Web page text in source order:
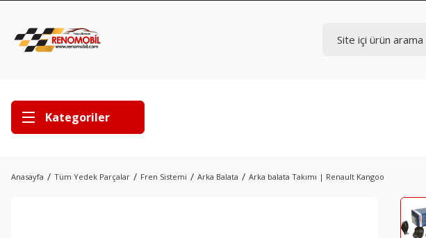
Kategoriler
Anasayfa Tüm Yedek Parçalar Fren Sistemi Arka Balata Arka balata Takımı | Renault Kangoo